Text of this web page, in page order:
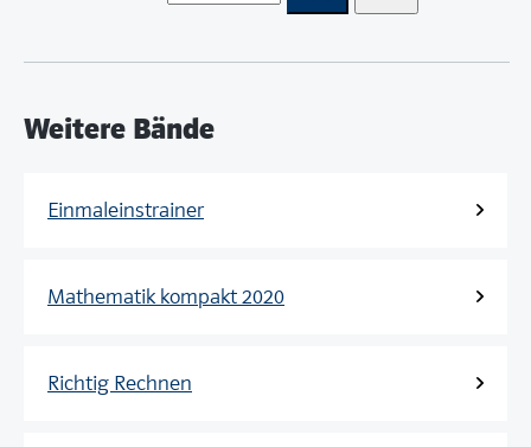
Weitere Bände
Einmaleinstrainer
Mathematik kompakt 2020
Richtig Rechnen